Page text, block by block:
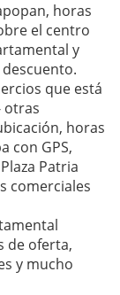
horas
el centro
y
que está
otras
horas
con GPS,
Patria
comerciales
de oferta,
y mucho